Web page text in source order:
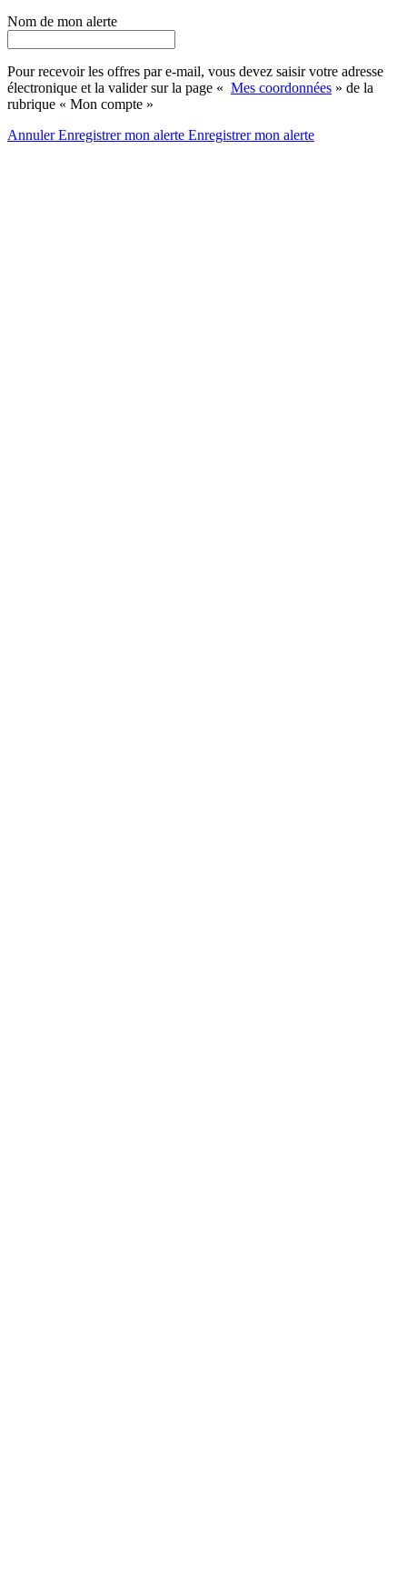
Nom de mon alerte
Pour recevoir les offres par e-mail, vous devez saisir votre adresse
électronique et la valider sur la page « Mes coordonnées » de la
rubrique « Mon compte »
AnnulerEnregistrer mon alerte Enregistrermon alerte